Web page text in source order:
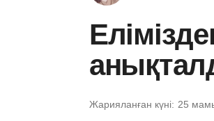
Жарияланған күні: 25